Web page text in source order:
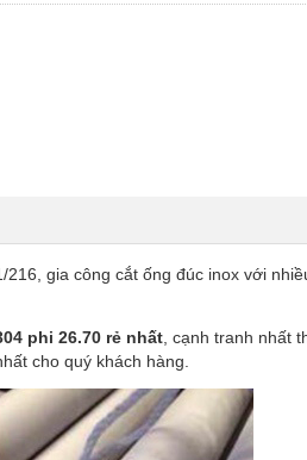
216, gia công cắt ống đúc inox với
phi 26.70 rẻ nhất , cạnh tranh nhất
cho quý khách hàng.